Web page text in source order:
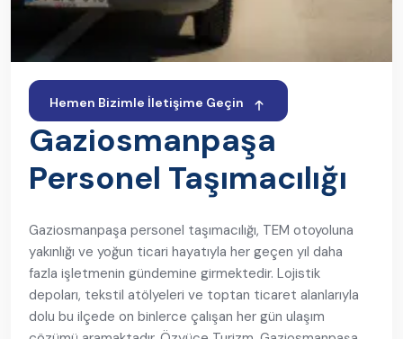
Hemen Bizimle İletişime Geçin
Gaziosmanpaşa
Personel Taşımacılığı
Gaziosmanpaşa personel taşımacılığı, TEM otoyoluna
yakınlığı ve yoğun ticari hayatıyla her geçen yıl daha
fazla işletmenin gündemine girmektedir. Lojistik
depoları, tekstil atölyeleri ve toptan ticaret alanlarıyla
dolu bu ilçede on binlerce çalışan her gün ulaşım